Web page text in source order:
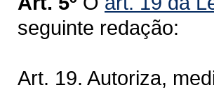
seguinte redação:
Art. 19. Autoriza,